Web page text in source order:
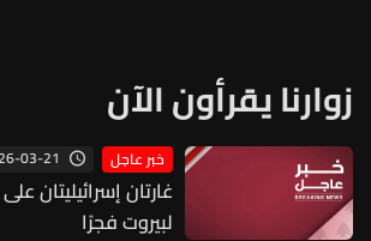
زوارنا يقرأون الآن
خبر عاجل 03-21
غارتان إسرائيليتان
لبيروت فجرًا